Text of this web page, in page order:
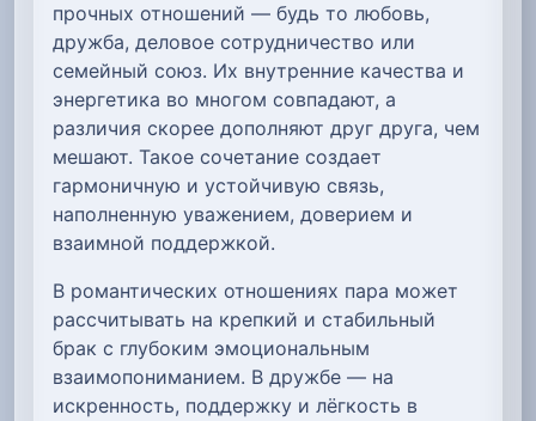
прочных отношений — будь то любовь,
дружба, деловое сотрудничество или
семейный союз. Их внутренние качества и
энергетика во многом совпадают, а
различия скорее дополняют друг друга, чем
мешают. Такое сочетание создает
гармоничную и устойчивую связь,
наполненную уважением, доверием и
взаимной поддержкой.
В романтических отношениях пара может
рассчитывать на крепкий и стабильный
брак с глубоким эмоциональным
взаимопониманием. В дружбе — на
искренность, поддержку и лёгкость в